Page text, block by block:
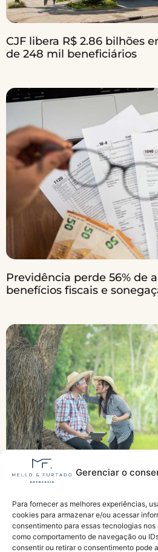
Gerenciar o
Para fornecer as melhores experiências,
cookies para armazenar e/ou acessar
consentimento para essas tecnologias
como comportamento de navegação ou
consentir ou retirar o consentimento pode
CJF libera R$ 2.86 bilhões
de 248 mil beneficiários
Previdência perde 56% de
benefícios fiscais e
Aposentadoria Rural:
pedir?